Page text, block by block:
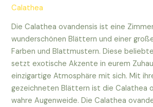
Calathea
Die Calathea ovandensis ist eine
wunderschönen Blättern und einer
Farben und Blattmustern. Diese
setzt exotische Akzente in eurem
einzigartige Atmosphäre mit sich. Mit
gezeichneten Blättern ist die Calathea
wahre Augenweide. Die Calathea